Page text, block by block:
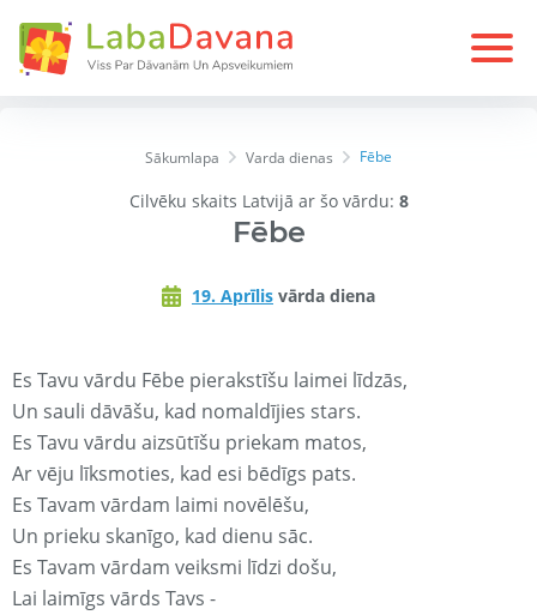
Sākumlapa Varda dienas Fēbe
Cilvēku skaits Latvijā ar šo vārdu: 8
Fēbe
19. Aprīlis vārda diena
Es Tavu vārdu Fēbe pierakstīšu laimei līdzās,
Un sauli dāvāšu, kad nomaldījies stars.
Es Tavu vārdu aizsūtīšu priekam matos,
Ar vēju līksmoties, kad esi bēdīgs pats.
Es Tavam vārdam laimi novēlēšu,
Un prieku skanīgo, kad dienu sāc.
Es Tavam vārdam veiksmi līdzi došu,
Lai laimīgs vārds Tavs -